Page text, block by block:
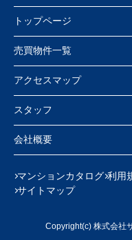
トップページ
売買物件一覧
アクセスマップ
スタッフ
会社概要
マンションカタログ 利用
サイトマップ
Copyright(c) 株式会社